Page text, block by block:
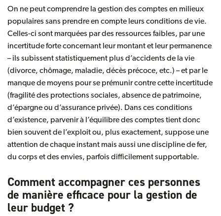
On ne peut comprendre la gestion des comptes en milieux
populaires sans prendre en compte leurs conditions de vie.
Celles-ci sont marquées par des ressources faibles, par une
incertitude forte concernant leur montant et leur permanence
– ils subissent statistiquement plus d’accidents de la vie
(divorce, chômage, maladie, décès précoce, etc.) – et par le
manque de moyens pour se prémunir contre cette incertitude
(fragilité des protections sociales, absence de patrimoine,
d’épargne ou d’assurance privée). Dans ces conditions
d’existence, parvenir à l’équilibre des comptes tient donc
bien souvent de l’exploit ou, plus exactement, suppose une
attention de chaque instant mais aussi une discipline de fer,
du corps et des envies, parfois difficilement supportable.
Comment accompagner ces personnes
de manière efficace pour la gestion de
leur budget ?